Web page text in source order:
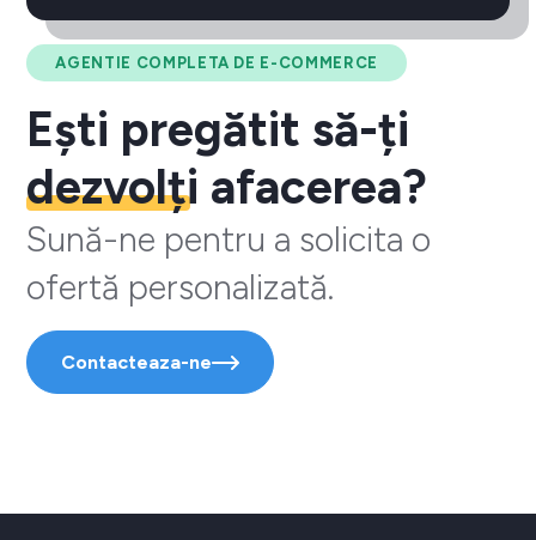
AGENTIE COMPLETA DE E-COMMERCE
Ești pregătit să-ți
dezvolți afacerea?
Sună-ne pentru a solicita o
ofertă personalizată.
Contacteaza-ne